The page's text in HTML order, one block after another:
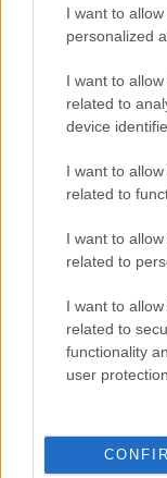
I want to
personalized
I want to
related to
device
I want to
related to
I want to
related to
I want to
related to
functionality
user protection.
Come
consigli di Niky
Cristian Castiglioni · 6
BELLEZZA